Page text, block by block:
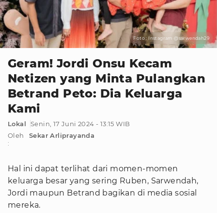
Foto : Instagram @sarwendah29
Geram! Jordi Onsu Kecam
Netizen yang Minta Pulangkan
Betrand Peto: Dia Keluarga
Kami
Lokal
Senin, 17 Juni 2024 - 13:15 WIB
Oleh
:
Sekar Arliprayanda
Hal ini dapat terlihat dari momen-momen
keluarga besar yang sering Ruben, Sarwendah,
Jordi maupun Betrand bagikan di media sosial
mereka.